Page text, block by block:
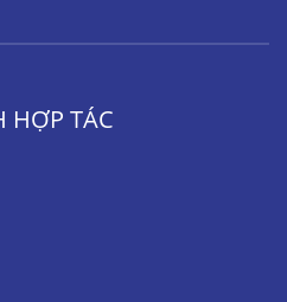
HỢP TÁC